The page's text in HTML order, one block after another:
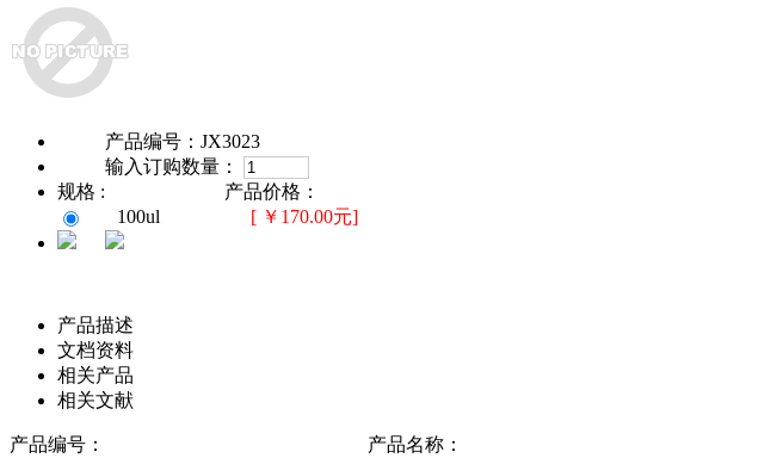
产品编号：JX3023
输入订购数量：
规格 : 产品价格：
100ul
[ ￥170.00元]
产品描述
文档资料
相关产品
相关文献
产品编号：
产品名称：